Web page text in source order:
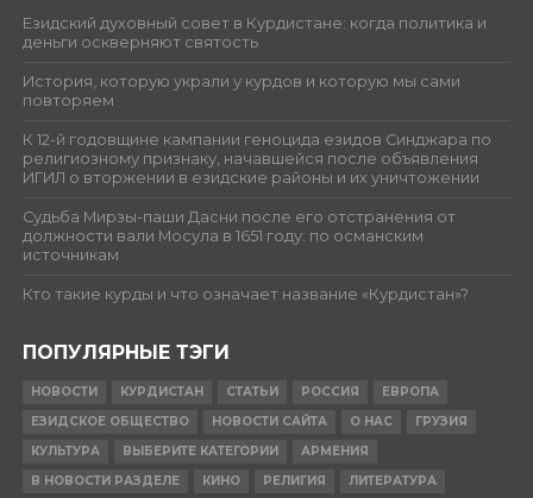
Езидский духовный совет в Курдистане: когда политика и
деньги оскверняют святость
История, которую украли у курдов и которую мы сами
повторяем
К 12-й годовщине кампании геноцида езидов Синджара по
религиозному признаку, начавшейся после объявления
ИГИЛ о вторжении в езидские районы и их уничтожении
Судьба Мирзы-паши Дасни после его отстранения от
должности вали Мосула в 1651 году: по османским
источникам
Кто такие курды и что означает название «Курдистан»?
ПОПУЛЯРНЫЕ ТЭГИ
НОВОСТИ КУРДИСТАН СТАТЬИ РОССИЯ
ЕВРОПА
ЕЗИДСКОЕ ОБЩЕСТВО
НОВОСТИ САЙТА О НАС
ГРУЗИЯ
КУЛЬТУРА
ВЫБЕРИТЕ КАТЕГОРИИ
АРМЕНИЯ
В НОВОСТИ РАЗДЕЛЕ
КИНО РЕЛИГИЯ ЛИТЕРАТУРА